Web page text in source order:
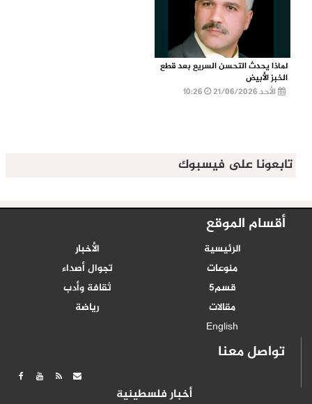
لماذا يحدث التحسن السريع بعد قطع
الخبز الأبيض
الأحد 21/06/2026
تابعونا على فيسبوك
أقسام الموقع
الرئيسية
الأخبار
منوعات
تجوال أصداء
قسم5
ثقافة وأدب
مقالات
رياضة
English
تواصل معنا
أخبار فلسطينية